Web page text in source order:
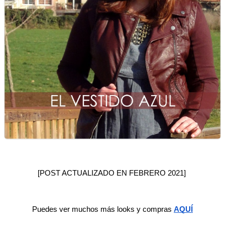
[POST ACTUALIZADO EN FEBRERO 2021]
Puedes ver muchos más looks y compras AQUÍ